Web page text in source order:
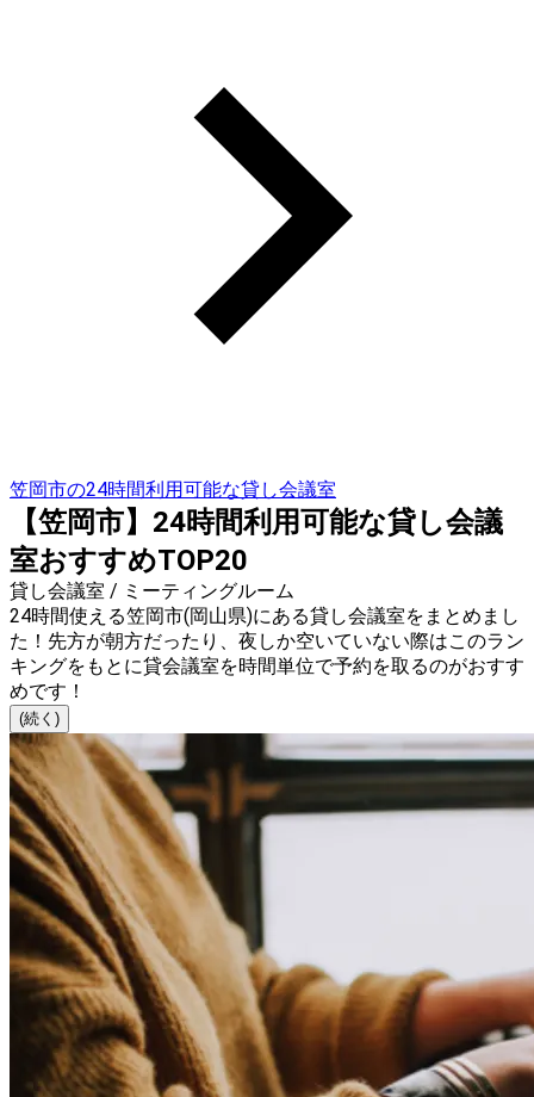
笠岡市の24時間利用可能な貸し会議室
【笠岡市】24時間利用可能な貸し会議
室おすすめTOP20
貸し会議室 / ミーティングルーム
24時間使える笠岡市(岡山県)にある貸し会議室をまとめまし
た！先方が朝方だったり、夜しか空いていない際はこのラン
キングをもとに貸会議室を時間単位で予約を取るのがおすす
めです！
(続く)